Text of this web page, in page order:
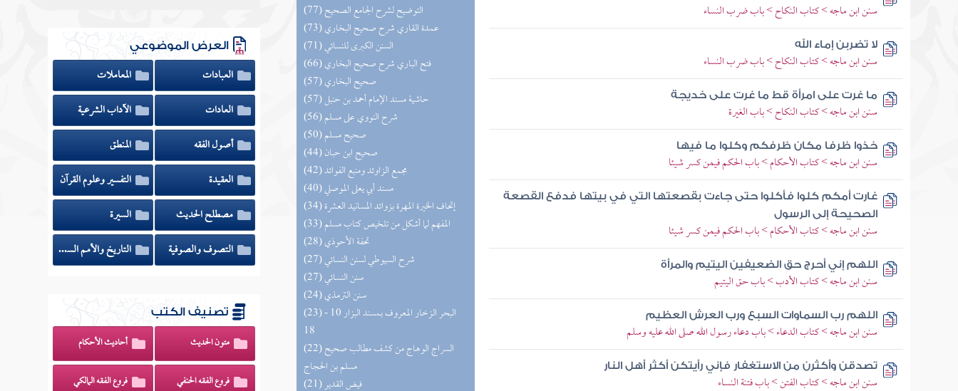
(77) التوضيح لشرح الجامع الصحيح
(73) عمدة القاري شرح صحيح البخاري
(71) السنن الكبرى للنسائي
(66) فتح الباري شرح صحيح البخاري
(57) صحيح البخاري
(57) حاشية مسند الإمام أحمد بن حنبل
(56) شرح النووي على مسلم
(50) صحيح مسلم
(44) صحيح ابن حبان
(42) مجمع الزاوئد ومنبع الفوائد
(40) مسند أبي يعلى الموصلي
(34) إتحاف الخيرة المهرة بزوائد المسانيد العشرة
(33) المفهم لما أشكل من تلخيص كتاب مسلم
(28) تحفة الأحوذي
(27) شرح السيوطي لسنن النسائي
(27) سنن النسائي
(24) سنن الترمذي
(23) البحر الزخار المعروف بمسند البزار 10 -
18
(22) السراج الوهاج من كشف مطالب صحيح
مسلم بن الحجاج
(21) فيض القدير
سنن ابن ماجه > كتاب النكاح > باب ضرب النساء
لا تضربن إماء الله
سنن ابن ماجه > كتاب النكاح > باب ضرب النساء
ما غرت على امرأة قط ما غرت على خديجة
سنن ابن ماجه > كتاب النكاح > باب الغيرة
خذوا ظرفا مكان ظرفكم وكلوا ما فيها
سنن ابن ماجه > كتاب الأحكام > باب الحكم فيمن كسر شيئا
غارت أمكم كلوا فأكلوا حتى جاءت بقصعتها التي في بيتها فدفع القصعة
الصحيحة إلى الرسول
سنن ابن ماجه > كتاب الأحكام > باب الحكم فيمن كسر شيئا
اللهم إني أحرج حق الضعيفين اليتيم والمرأة
سنن ابن ماجه > كتاب الأدب > باب حق اليتيم
اللهم رب السماوات السبع ورب العرش العظيم
سنن ابن ماجه > كتاب الدعاء > باب دعاء رسول الله صلى الله عليه وسلم
تصدقن وأكثرن من الاستغفار فإني رأيتكن أكثر أهل النار
سنن ابن ماجه > كتاب الفتن > باب فتنة النساء
العرض الموضوعي
العبادات
المعاملات
العادات
الآداب الشرعية
أصول الفقه
المنطق
العقيدة
التفسير وعلوم القرآن
مصطلح الحديث
السيرة
التصوف والصوفية
التاريخ والأمم السابقة
تصنيف الكتب
متون الحديث أحاديث الأحكام
فروع الفقه الحنفي فروع الفقه المالكي